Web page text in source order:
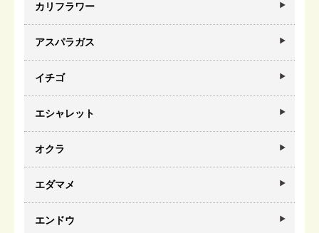
カリフラワー
アスパラガス
イチゴ
エシャレット
オクラ
エダマメ
エンドウ